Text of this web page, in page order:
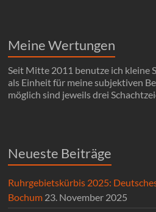
Meine Wertungen
Seit Mitte 2011 benutze ich kleine
als Einheit für meine subjektiven
möglich sind jeweils drei
Neueste Beiträge
Ruhrgebietskürbis 2025:
Bochum 23. November 2025